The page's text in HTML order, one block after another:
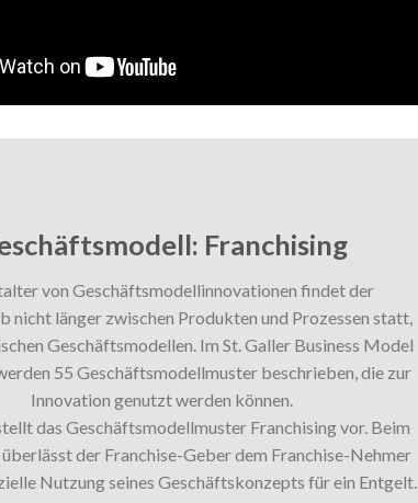
Franchising
von Geschäftsmodellinnovationen findet der
nicht länger zwischen Produkten und Prozessen statt,
Geschäftsmodellen. Im St. Galler Business Model
55 Geschäftsmodellmuster beschrieben, die zur
Innovation genutzt werden können.
das Geschäftsmodellmuster Franchising vor. Beim
der Franchise-Geber dem Franchise-Nehmer
Nutzung seines Geschäftskonzepts für ein Entgelt.